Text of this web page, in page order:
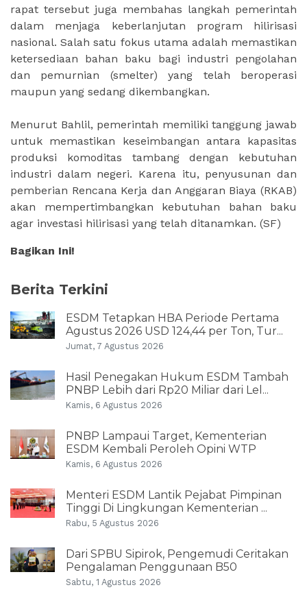
rapat tersebut juga membahas langkah pemerintah
dalam menjaga keberlanjutan program hilirisasi
nasional. Salah satu fokus utama adalah memastikan
ketersediaan bahan baku bagi industri pengolahan
dan pemurnian (smelter) yang telah beroperasi
maupun yang sedang dikembangkan.
Menurut Bahlil, pemerintah memiliki tanggung jawab
untuk memastikan keseimbangan antara kapasitas
produksi komoditas tambang dengan kebutuhan
industri dalam negeri. Karena itu, penyusunan dan
pemberian Rencana Kerja dan Anggaran Biaya (RKAB)
akan mempertimbangkan kebutuhan bahan baku
agar investasi hilirisasi yang telah ditanamkan. (SF)
Bagikan Ini!
Berita Terkini
ESDM Tetapkan HBA Periode Pertama
Agustus 2026 USD 124,44 per Ton, Tur...
Jumat, 7 Agustus 2026
Hasil Penegakan Hukum ESDM Tambah
PNBP Lebih dari Rp20 Miliar dari Lel...
Kamis, 6 Agustus 2026
PNBP Lampaui Target, Kementerian
ESDM Kembali Peroleh Opini WTP
Kamis, 6 Agustus 2026
Menteri ESDM Lantik Pejabat Pimpinan
Tinggi Di Lingkungan Kementerian ...
Rabu, 5 Agustus 2026
Dari SPBU Sipirok, Pengemudi Ceritakan
Pengalaman Penggunaan B50
Sabtu, 1 Agustus 2026